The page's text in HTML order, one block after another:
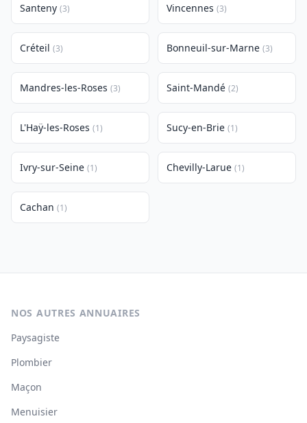
Santeny (3) Vincennes (3)
Créteil (3) Bonneuil-sur-Marne (3)
Mandres-les-Roses (3) Saint-Mandé (2)
L'Haÿ-les-Roses (1) Sucy-en-Brie (1)
Ivry-sur-Seine (1) Chevilly-Larue (1)
Cachan (1)
NOS AUTRES ANNUAIRES
Paysagiste
Plombier
Maçon
Menuisier